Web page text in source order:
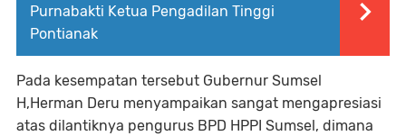
Purnabakti Ketua Pengadilan Tinggi
Pontianak
Pada kesempatan tersebut Gubernur Sumsel
H,Herman Deru menyampaikan sangat mengapresiasi
atas dilantiknya pengurus BPD HPPI Sumsel, dimana